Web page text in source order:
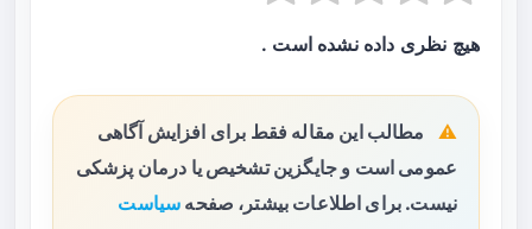
هیچ نظری داده نشده است .
مطالب این مقاله فقط برای افزایش آگاهی
عمومی است و جایگزین تشخیص یا درمان پزشکی
نیست. برای اطلاعات بیشتر، صفحه سیاست